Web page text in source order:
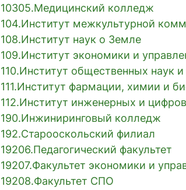
колледж
межкультурной
наук о Земле
экономики и
общественных наук
фармации, химии и
инженерных и
колледж
филиал
факультет
экономики и
СПО